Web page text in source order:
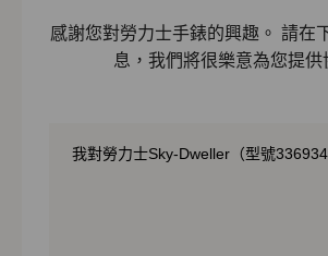
感謝您對勞力士手錶的興趣。 請在
息，我們將很樂意為您提供